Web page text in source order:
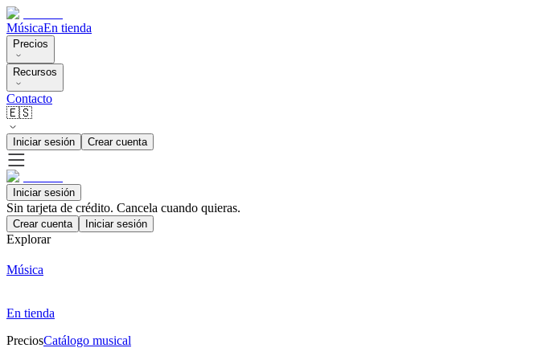
MúsicaEn tienda
Precios
Recursos
Contacto
🇪🇸
Iniciar sesión Crear cuenta
Iniciar sesión
Sin tarjeta de crédito. Cancela cuando quieras.
Crear cuenta Iniciar sesión
Explorar
Música
En tienda
PreciosCatálogo musical